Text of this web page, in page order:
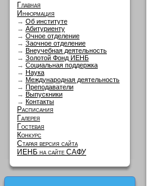
Главная
Информация
→ Об институте
→ Абитуриенту
→ Очное отделение
→ Заочное отделение
→ Внеучебная деятельность
→ Золотой Фонд ИЕНБ
→ Социальная поддержка
→ Наука
→ Международная деятельность
→ Преподаватели
→ Выпускники
→ Контакты
Расписания
Галерея
Гостевая
Конкурс
Старая версия сайта
ИЕНБ на сайте САФУ